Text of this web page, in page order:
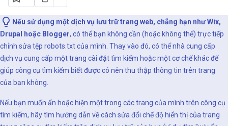
Nếu sử dụng một dịch vụ lưu trữ trang web, chẳng hạn như Wix,
Drupal hoặc Blogger, có thể bạn không cần (hoặc không thể) trực tiếp
chỉnh sửa tệp robots.txt của mình. Thay vào đó, có thể nhà cung cấp
dịch vụ cung cấp một trang cài đặt tìm kiếm hoặc một cơ chế khác để
giúp công cụ tìm kiếm biết được có nên thu thập thông tin trên trang
của bạn không.
Nếu bạn muốn ẩn hoặc hiện một trong các trang của mình trên công cụ
tìm kiếm, hãy tìm hướng dẫn về cách sửa đổi chế độ hiển thị của trang